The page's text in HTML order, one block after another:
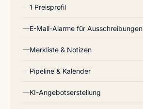
1 Preisprofil
E-Mail-Alarme für Ausschreibungen
Merkliste & Notizen
Pipeline & Kalender
KI-Angebotserstellung